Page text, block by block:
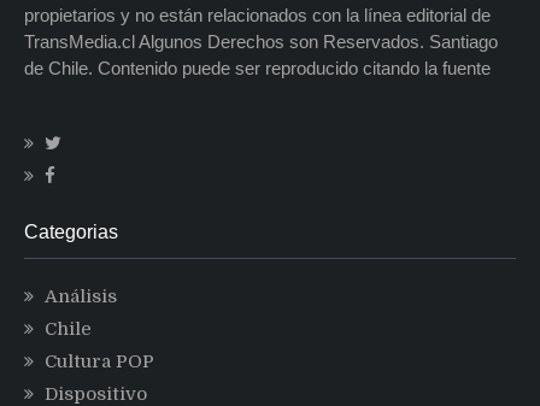
propietarios y no están relacionados con la línea editorial de
TransMedia.cl Algunos Derechos son Reservados. Santiago
de Chile. Contenido puede ser reproducido citando la fuente
Categorias
Análisis
Chile
Cultura POP
Dispositivo